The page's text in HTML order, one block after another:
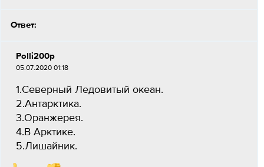
Ответ:
Polli200p
05.07.2020 01:18
1.Северный Ледовитый океан.
2.Антарктика.
3.Оранжерея.
4.В Арктике.
5.Лишайник.